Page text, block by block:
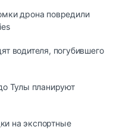
дрона повредили
водителя, погубившего
Тулы планируют
на экспортные